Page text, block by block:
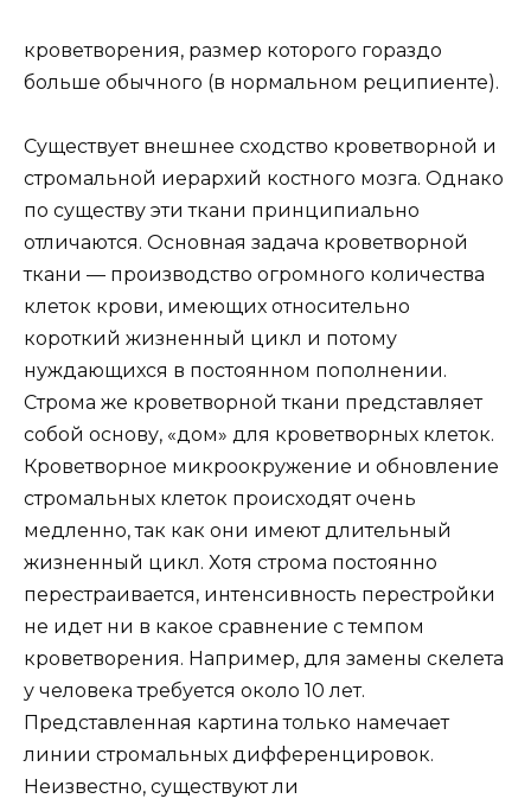
кроветворения, размер которого гораздо
больше обычного (в нормальном реципиенте).
Существует внешнее сходство кроветворной и
стромальной иерархий костного мозга. Однако
по существу эти ткани принципиально
отличаются. Основная задача кроветворной
ткани — производство огромного количества
клеток крови, имеющих относительно
короткий жизненный цикл и потому
нуждающихся в постоянном пополнении.
Строма же кроветворной ткани представляет
собой основу, «дом» для кроветворных клеток.
Кроветворное микроокружение и обновление
стромальных клеток происходят очень
медленно, так как они имеют длительный
жизненный цикл. Хотя строма постоянно
перестраивается, интенсивность перестройки
не идет ни в какое сравнение с темпом
кроветворения. Например, для замены скелета
у человека требуется около 10 лет.
Представленная картина только намечает
линии стромальных дифференцировок.
Неизвестно, существуют ли